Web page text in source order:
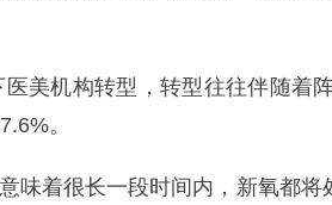
美机构转型，转型往往伴随着
。
着很长一段时间内，新氧都将